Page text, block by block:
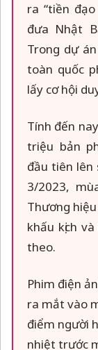
ra “tiền
đưa Nhật
Trong dự
toàn quốc
lấy cơ hội
Tính đến
triệu bản
đầu tiên lên
3/2023,
Thương
khấu kịch
theo.
Phim điện
ra mắt vào
điểm người
nhiệt trước